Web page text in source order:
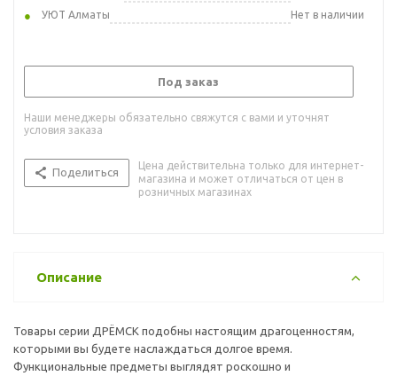
УЮТ Алматы
Нет в наличии
Под заказ
Наши менеджеры обязательно свяжутся с вами и уточнят
условия заказа
Поделиться
Цена действительна только для интернет-
магазина и может отличаться от цен в
розничных магазинах
Описание
Товары серии ДРЁМСК подобны настоящим драгоценностям,
которыми вы будете наслаждаться долгое время.
Функциональные предметы выглядят роскошно и